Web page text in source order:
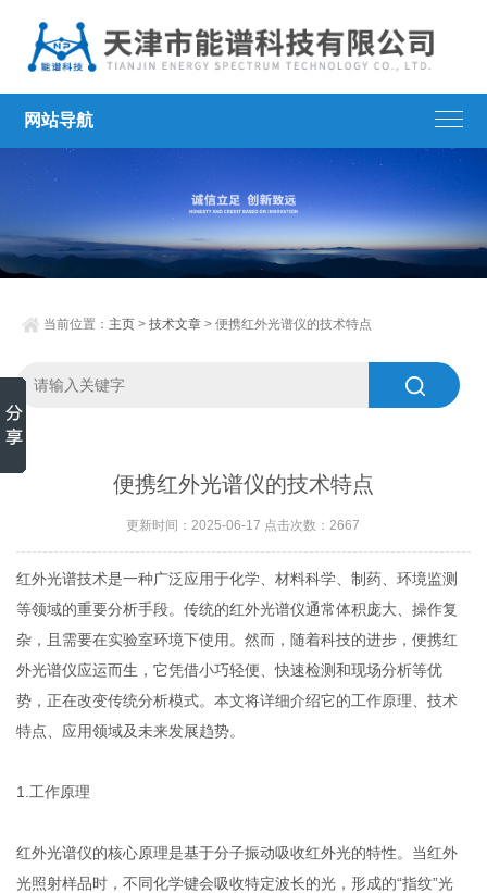
网站导航
当前位置： 主页 >技术文章 > 便携红外光谱仪的技术特点
便携红外光谱仪的技术特点
更新时间：2025-06-17 点击次数：2667
红外光谱技术是一种广泛应用于化学、材料科学、制药、环境监测
等领域的重要分析手段。传统的红外光谱仪通常体积庞大、操作复
杂，且需要在实验室环境下使用。然而，随着科技的进步，便携红
外光谱仪应运而生，它凭借小巧轻便、快速检测和现场分析等优
势，正在改变传统分析模式。本文将详细介绍它的工作原理、技术
特点、应用领域及未来发展趋势。
1.工作原理
红外光谱仪的核心原理是基于分子振动吸收红外光的特性。当红外
光照射样品时，不同化学键会吸收特定波长的光，形成的“指纹”光